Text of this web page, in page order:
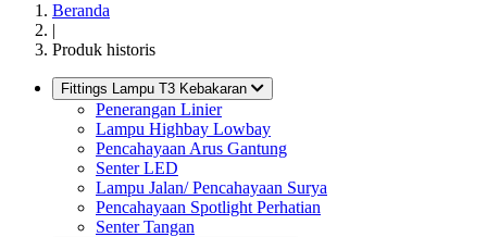
Beranda
|
Produk historis
Fittings Lampu T3 Kebakaran
Penerangan Linier
Lampu Highbay Lowbay
Pencahayaan Arus Gantung
Senter LED
Lampu Jalan/ Pencahayaan Surya
Pencahayaan Spotlight Perhatian
Senter Tangan